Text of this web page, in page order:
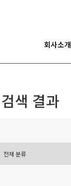
회사소개
색 결과